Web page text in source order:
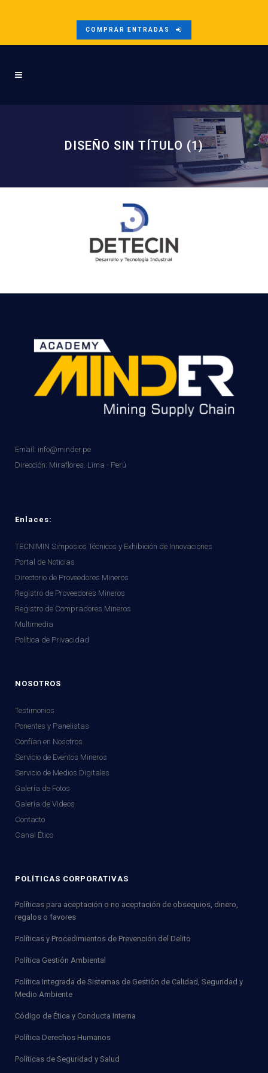
COMPRAR ENTRADAS
DISEÑO SIN TÍTULO (1)
Email: info@minder.pe
Dirección: Miraflores. Lima - Perú
Enlaces:
TECNIMIN Simposios Técnicos y Exhibición de Innovaciones
Portal de Noticias
Directorio de Proveedores Mineros
Registro de Proveedores Mineros
Registro de Compradores Mineros
Multimedia
Política de Privacidad
NOSOTROS
Testimonios
Ponentes y Panelistas
Confían en Nosotros
Servicio de Eventos Mineros
Servicio de Medios Digitales
Galería de Fotos
Galería de Videos
Contacto
Canal Ético
POLÍTICAS CORPORATIVAS
Políticas para aceptación o no aceptación de obsequios, dinero,
regalos o favores
Políticas y Procedimientos de Prevención del Delito
Política Gestión Ambiental
Política Integrada de Sistemas de Gestión de Calidad, Seguridad y
Medio Ambiente
Código de Ética y Conducta Interna
Política Derechos Humanos
Políticas de Seguridad y Salud